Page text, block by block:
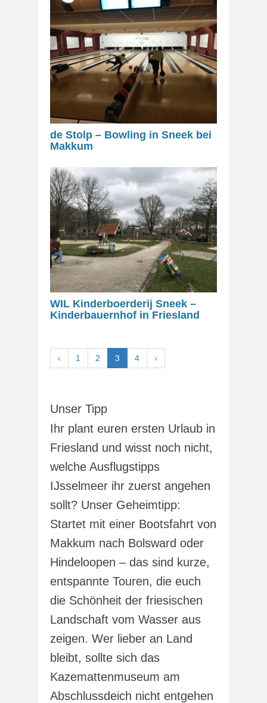
de Stolp – Bowling in Sneek bei
Makkum
WIL Kinderboerderij Sneek –
Kinderbauernhof in Friesland
‹ 1 2 3 4 ›
Unser Tipp
Ihr plant euren ersten Urlaub in
Friesland und wisst noch nicht,
welche Ausflugstipps
IJsselmeer ihr zuerst angehen
sollt? Unser Geheimtipp:
Startet mit einer Bootsfahrt von
Makkum nach Bolsward oder
Hindeloopen – das sind kurze,
entspannte Touren, die euch
die Schönheit der friesischen
Landschaft vom Wasser aus
zeigen. Wer lieber an Land
bleibt, sollte sich das
Kazemattenmuseum am
Abschlussdeich nicht entgehen